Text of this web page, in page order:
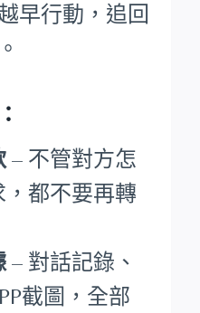
早行動，追回
– 不管對方怎
都不要再轉
– 對話記錄、
截圖，全部